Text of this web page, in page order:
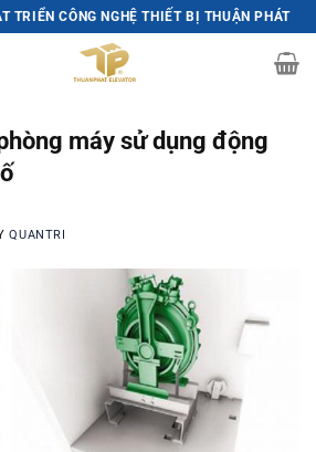
TRIỂN CÔNG NGHỆ THIẾT BỊ THUẬN PHÁT
máy sử dụng động
QUANTRI